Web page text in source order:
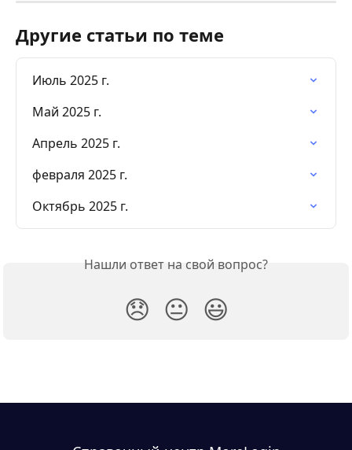
Другие статьи по теме
Июль 2025 г.
Май 2025 г.
Апрель 2025 г.
февраля 2025 г.
Октябрь 2025 г.
Нашли ответ на свой вопрос?
😞 😐 😃